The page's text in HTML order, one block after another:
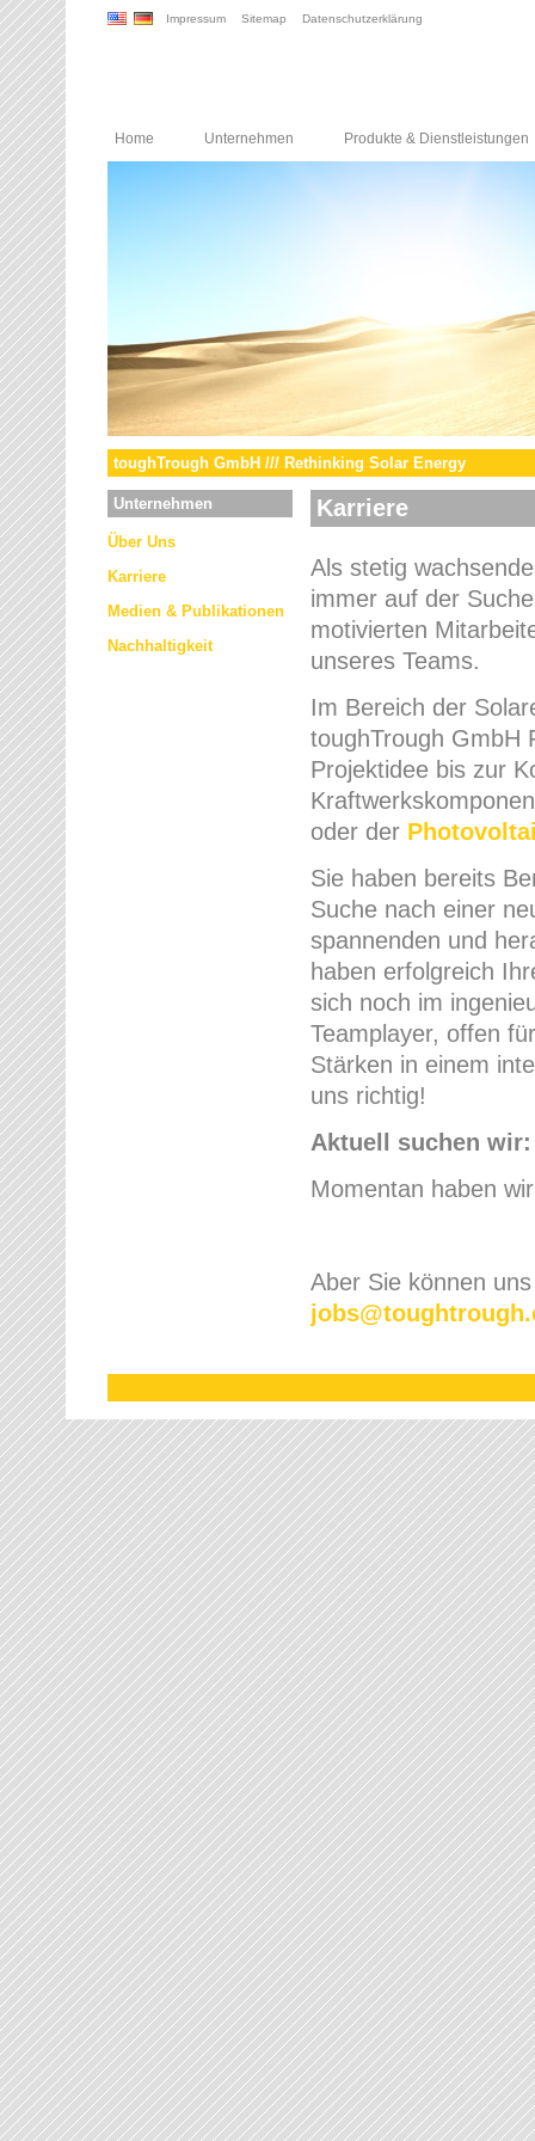
Impressum Sitemap Datenschutzerklärung
Home Unternehmen Produkte & Dienstleistungen
toughTrough GmbH /// Rethinking Solar Energy
Unternehmen
Über Uns
Karriere
Medien & Publikationen
Nachhaltigkeit
Karriere
Als stetig
immer auf der
motivierten
unseres Teams.
Im Bereich der
toughTrough GmbH
Projektidee bis zur
oder der
Sie haben bereits
Suche nach einer
spannenden und
haben erfolgreich
sich noch im
Teamplayer, offen
Stärken in einem
uns richtig!
Aktuell suchen wir:
Momentan haben
Aber Sie können
jobs@